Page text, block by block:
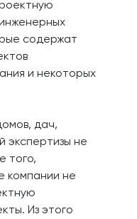
содержат
и некоторых
дач,
экспертизы не
того,
компании не
Из этого